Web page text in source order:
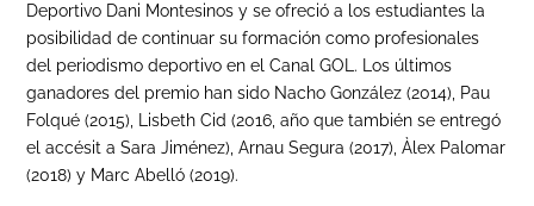
Deportivo Dani Montesinos y se ofreció a los estudiantes la
posibilidad de continuar su formación como profesionales
del periodismo deportivo en el Canal GOL. Los últimos
ganadores del premio han sido Nacho González (2014), Pau
Folqué (2015), Lisbeth Cid (2016, año que también se entregó
el accésit a Sara Jiménez), Arnau Segura (2017), Àlex Palomar
(2018) y Marc Abelló (2019).